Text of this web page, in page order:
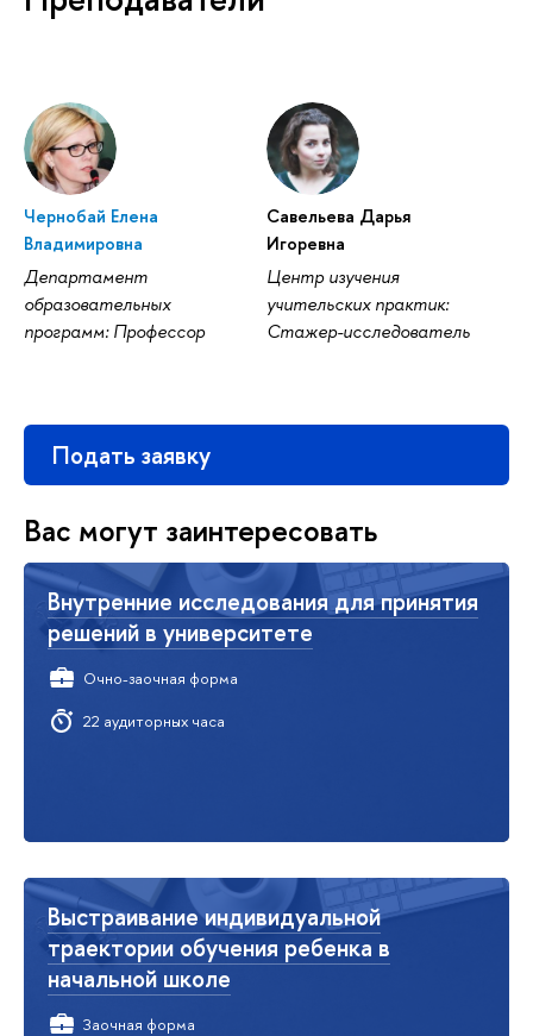
Чернобай Елена
Владимировна
Департамент
образовательных
программ: Профессор
Савельева Дарья
Игоревна
Центр изучения
учительских практик:
Стажер-исследователь
Подать заявку
Вас могут заинтересовать
Внутренние исследования для принятия
решений в университете
Очно-заочная форма
22 аудиторных часа
Выстраивание индивидуальной
траектории обучения ребенка в
начальной школе
Заочная форма